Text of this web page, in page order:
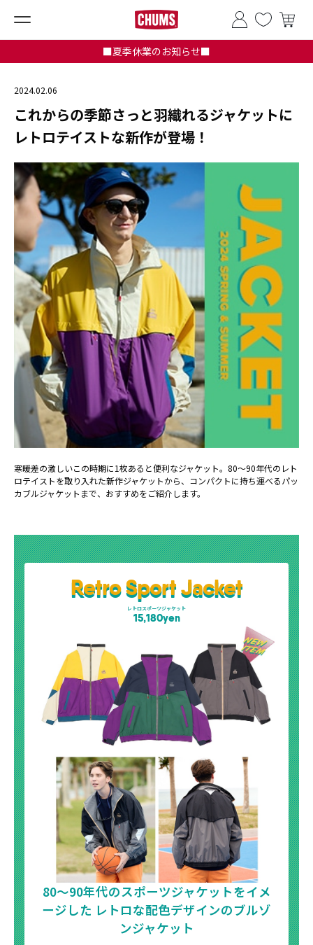
■夏季休業のお知らせ■
2024.02.06
これからの季節さっと羽織れるジャケットに
レトロテイストな新作が登場！
寒暖差の激しいこの時期に1枚あると便利なジャケット。80～90年代のレト
ロテイストを取り入れた新作ジャケットから、コンパクトに持ち運べるパッ
カブルジャケットまで、おすすめをご紹介します。
Retro Sport Jacket
レトロスポーツジャケット
15,180yen
80～90年代のスポーツジャケットをイメ
ージした レトロな配色デザインのブルゾ
ンジャケット